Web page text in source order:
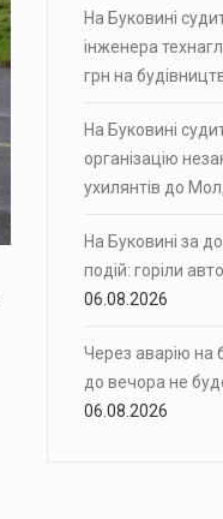
На Буковині
інженера
грн на
На Буковині
організацію
ухилянтів до
На Буковині за
подій: горіли
06.08.2026
Через аварію на
до вечора не
06.08.2026